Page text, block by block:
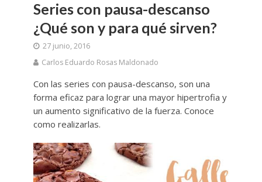
Series con pausa-descanso
¿Qué son y para qué sirven?
27 junio, 2016
Carlos Eduardo Rosas Maldonado
Con las series con pausa-descanso, son una
forma eficaz para lograr una mayor hipertrofia y
un aumento significativo de la fuerza. Conoce
como realizarlas.